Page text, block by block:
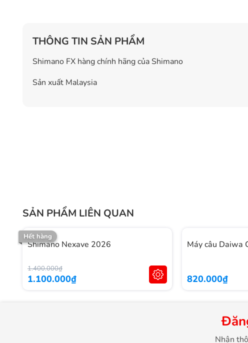
THÔNG TIN SẢN PHẨM
Shimano FX hàng chính hãng của Shimano
Sản xuất Malaysia
SẢN PHẨM LIÊN QUAN
Hết hàng
Shimano Nexave 2026
1.400.000₫
1.100.000₫
Máy câu Daiwa
820.000₫
Nhận